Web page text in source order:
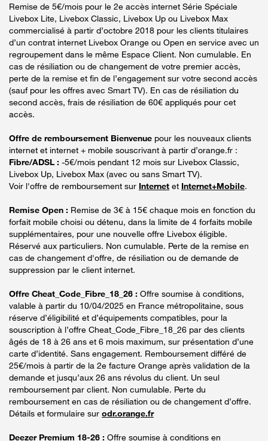
Remise de 5€/mois pour le 2e accès internet Série Spéciale
Livebox Lite, Livebox Classic, Livebox Up ou Livebox Max
commercialisé à partir d’octobre 2018 pour les clients titulaires
d’un contrat internet Livebox Orange ou Open en service avec un
regroupement dans le même Espace Client. Non cumulable. En
cas de résiliation ou de changement de votre premier accès,
perte de la remise et fin de l’engagement sur votre second accès
(sauf pour les offres avec Smart TV). En cas de résiliation du
second accès, frais de résiliation de 60€ appliqués pour cet
accès.
Offre de remboursement Bienvenue pour les nouveaux clients
internet et internet + mobile souscrivant à partir d’orange.fr :
Fibre/ADSL : -5€/mois pendant 12 mois sur Livebox Classic,
Livebox Up, Livebox Max (avec ou sans Smart TV).
Voir l'offre de remboursement sur Internet et Internet+Mobile.
Remise Open : Remise de 3€ à 15€ chaque mois en fonction du
forfait mobile choisi ou détenu, dans la limite de 4 forfaits mobile
supplémentaires, pour une nouvelle offre Livebox éligible.
Réservé aux particuliers. Non cumulable. Perte de la remise en
cas de changement d'offre, de résiliation ou de demande de
suppression par le client internet.
Offre Cheat_Code_Fibre_18_26 : Offre soumise à conditions,
valable à partir du 10/04/2025 en France métropolitaine, sous
réserve d’éligibilité et d’équipements compatibles, pour la
souscription à l’offre Cheat_Code_Fibre_18_26 par des clients
âgés de 18 à 26 ans et 6 mois maximum, sur présentation d’une
carte d’identité. Sans engagement. Remboursement différé de
25€/mois à partir de la 2e facture Orange après validation de la
demande et jusqu’aux 26 ans révolus du client. Un seul
remboursement par client. Non cumulable. Perte du
remboursement en cas de résiliation ou de changement d’offre.
Détails et formulaire sur odr.orange.fr
Deezer Premium 18-26 : Offre soumise à conditions en